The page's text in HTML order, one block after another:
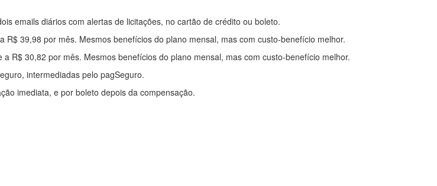
emails diários com alertas de licitações, no cartão de crédito ou boleto.
R$ 39,98 por mês. Mesmos benefícios do plano mensal, mas com custo-benefício melhor.
R$ 30,82 por mês. Mesmos benefícios do plano mensal, mas com custo-benefício melhor.
intermediadas pelo pagSeguro.
imediata, e por boleto depois da compensação.